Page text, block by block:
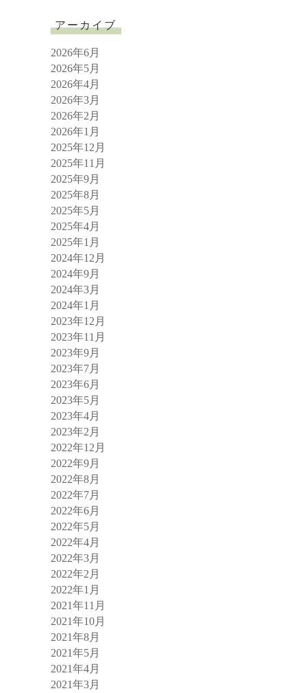
アーカイブ
2026年6月
2026年5月
2026年4月
2026年3月
2026年2月
2026年1月
2025年12月
2025年11月
2025年9月
2025年8月
2025年5月
2025年4月
2025年1月
2024年12月
2024年9月
2024年3月
2024年1月
2023年12月
2023年11月
2023年9月
2023年7月
2023年6月
2023年5月
2023年4月
2023年2月
2022年12月
2022年9月
2022年8月
2022年7月
2022年6月
2022年5月
2022年4月
2022年3月
2022年2月
2022年1月
2021年11月
2021年10月
2021年8月
2021年5月
2021年4月
2021年3月